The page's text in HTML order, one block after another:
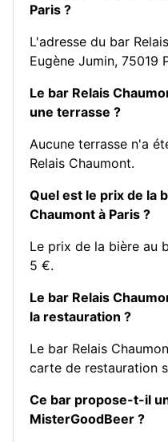
Paris ?
L'adresse du bar
Eugène Jumin, 75019
Le bar Relais
une terrasse ?
Aucune terrasse n'a
Relais Chaumont.
Quel est le prix de la
Chaumont à Paris ?
Le prix de la bière au
5 €.
Le bar Relais
la restauration ?
Le bar Relais
carte de restauration
Ce bar propose-t-il
MisterGoodBeer ?